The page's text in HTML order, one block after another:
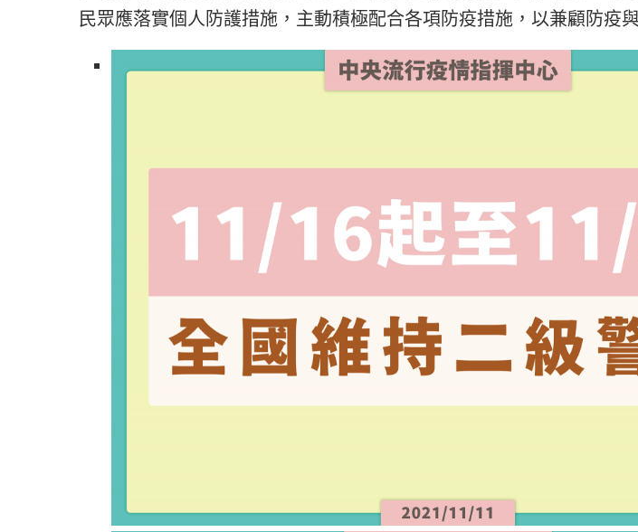
民眾應落實個人防護措施，主動積極配合各項防疫措施，以兼顧防疫